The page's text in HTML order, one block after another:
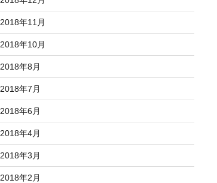
2018年11月
2018年10月
2018年8月
2018年7月
2018年6月
2018年4月
2018年3月
2018年2月